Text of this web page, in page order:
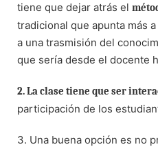
tiene que dejar atrás el
tradicional que apunta más
a una trasmisión del
que sería desde el docente
2. La clase tiene que ser
participación de los
3. Una buena opción es no